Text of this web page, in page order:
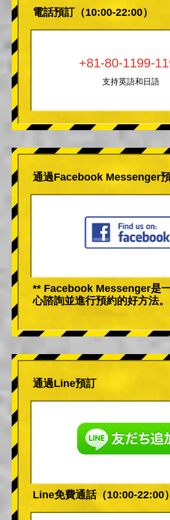
電話預訂（10:00-22:00）
+81-80-1199-
支持英語和日語
通過Facebook Messenger
** Facebook Messenger是
心諮詢並進行預約的好方法。
通過Line預訂
Line免費通話（10:00-22:00）